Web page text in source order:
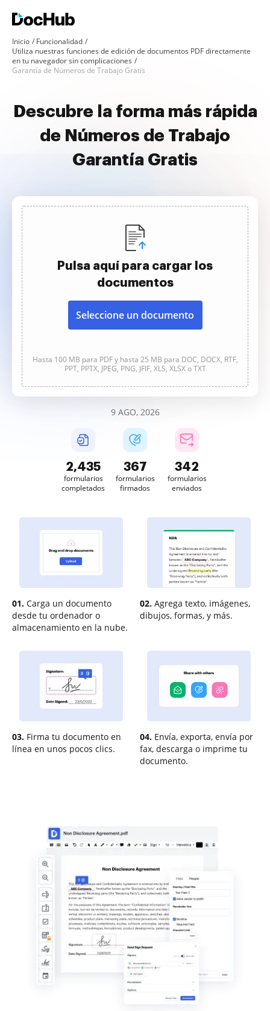
Inicio
Funcionalidad
Utiliza nuestras funciones de edición de documentos PDF directamente
en tu navegador sin complicaciones
Garantía de Números de Trabajo Gratis
Descubre la forma más rápida
de Números de Trabajo
Garantía Gratis
Pulsa aquí para cargar los
documentos
Seleccione un documento
Hasta 100 MB para PDF y hasta 25 MB para DOC, DOCX, RTF,
PPT, PPTX, JPEG, PNG, JFIF, XLS, XLSX o TXT
9 AGO, 2026
2,435
formularios
completados
367
formularios
firmados
342
formularios
enviados
01. Carga un documento
desde tu ordenador o
almacenamiento en la nube.
02. Agrega texto, imágenes,
dibujos, formas, y más.
03. Firma tu documento en
línea en unos pocos clics.
04. Envía, exporta, envía por
fax, descarga o imprime tu
documento.